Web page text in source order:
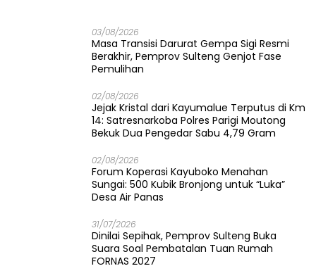
03/08/2026
Masa Transisi Darurat Gempa Sigi Resmi
Berakhir, Pemprov Sulteng Genjot Fase
Pemulihan
02/08/2026
Jejak Kristal dari Kayumalue Terputus di Km
14: Satresnarkoba Polres Parigi Moutong
Bekuk Dua Pengedar Sabu 4,79 Gram
02/08/2026
Forum Koperasi Kayuboko Menahan
Sungai: 500 Kubik Bronjong untuk “Luka”
Desa Air Panas
31/07/2026
Dinilai Sepihak, Pemprov Sulteng Buka
Suara Soal Pembatalan Tuan Rumah
FORNAS 2027